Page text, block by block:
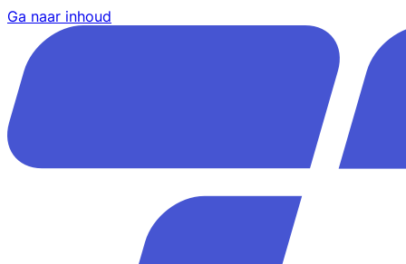
Ga naar inhoud